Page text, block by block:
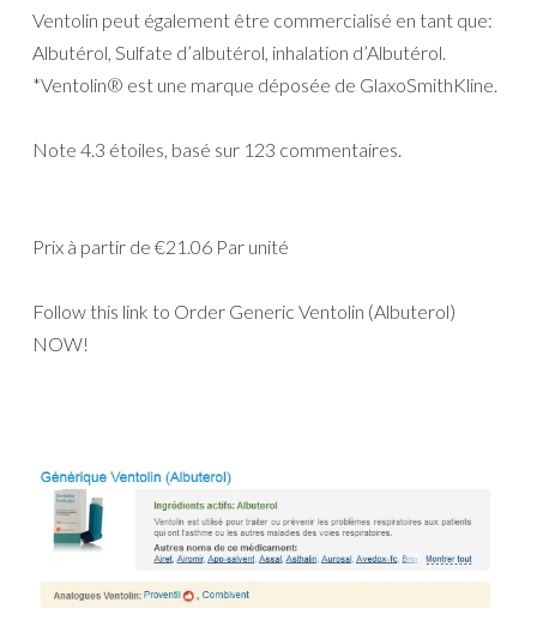
Ventolin peut également être commercialisé en tant que:
Albutérol, Sulfate d’albutérol, inhalation d’Albutérol.
*Ventolin® est une marque déposée de GlaxoSmithKline.
Note 4.3 étoiles, basé sur 123 commentaires.
Prix à partir de €21.06 Par unité
Follow this link to Order Generic Ventolin (Albuterol)
NOW!